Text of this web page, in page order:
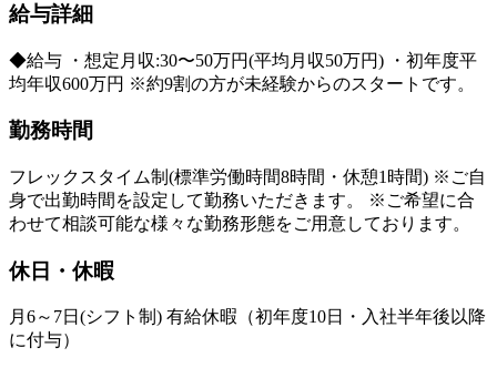
給与詳細
◆給与 ・想定月収:30〜50万円(平均月収50万円) ・初年度平
均年収600万円 ※約9割の方が未経験からのスタートです。
勤務時間
フレックスタイム制(標準労働時間8時間・休憩1時間) ※ご自
身で出勤時間を設定して勤務いただきます。 ※ご希望に合
わせて相談可能な様々な勤務形態をご用意しております。
休日・休暇
月6～7日(シフト制) 有給休暇（初年度10日・入社半年後以降
に付与）